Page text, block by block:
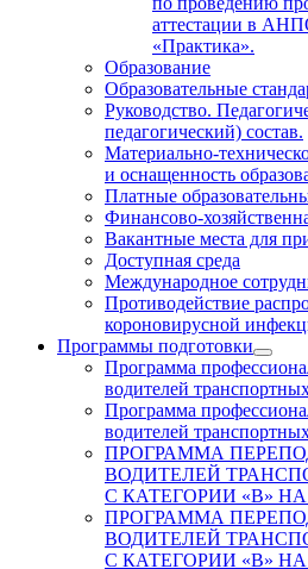
аттестации в
«Практика».
Образование
Образовательные
Руководство.
педагогический) состав.
Материально-
и оснащенность
Платные
Финансово-
Вакантные места для
Доступная среда
Международное
Противодействие
короновирусной
Программы подготовки
Программа
водителей
Программа
водителей
ПРОГРАММА
ВОДИТЕЛЕЙ
С КАТЕГОРИИ «B»
ПРОГРАММА
ВОДИТЕЛЕЙ
С КАТЕГОРИИ «B»